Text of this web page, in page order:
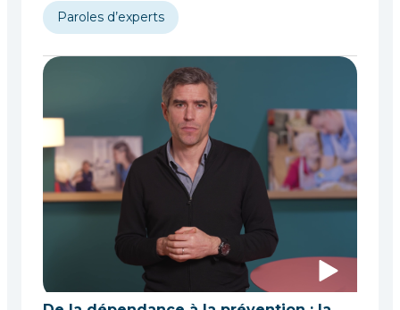
Paroles d’experts